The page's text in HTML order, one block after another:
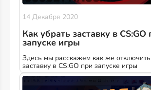
14 Декабря 2020
Как убрать заставку в CS:GO
запуске игры
Здесь мы расскажем как же
заставку в CS:GO при запуске игры